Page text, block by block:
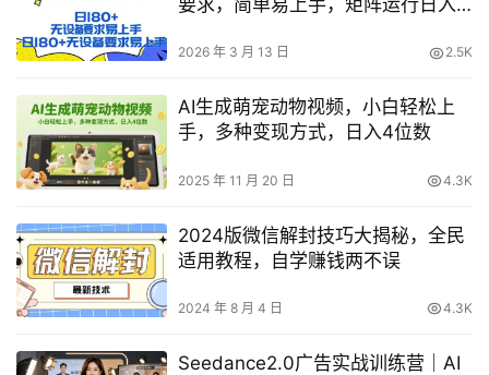
要求，简单易上手，矩阵运行日入
2026 年 3 月 13 日 2.5K
AI生成萌宠动物视频，小白轻松上
手，多种变现方式，日入4位数
2025 年 11 月 20 日 4.3K
2024版微信解封技巧大揭秘，全民
适用教程，自学赚钱两不误
2024 年 8 月 4 日 4.3K
Seedance2.0广告实战训练营｜AI